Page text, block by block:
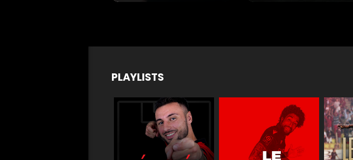
PLAYLISTS
Matchs de légende Buts Réactions